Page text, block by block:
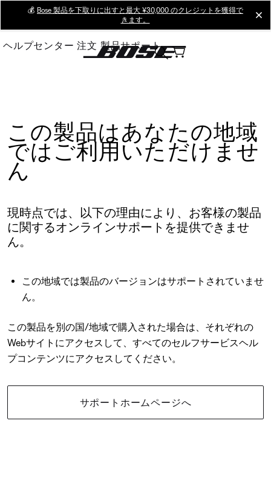
Main
💰 Bose 製品を下取りに出すと最大 ¥30,000 のクレジットを獲得で
きます。
ヘルプセンター 注文 製品サポート
この製品はあなたの地域
ではご利用いただけませ
ん
現時点では、以下の理由により、お客様の製品
に関するオンラインサポートを提供できませ
ん。
この地域では製品のバージョンはサポートされていませ
ん。
この製品を別の国/地域で購入された場合は、それぞれの
Webサイトにアクセスして、すべてのセルフサービスヘル
プコンテンツにアクセスしてください。
サポートホームページへ